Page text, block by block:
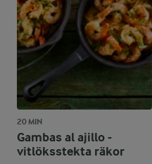
20 MIN
Gambas al ajillo -
vitlöksstekta räkor